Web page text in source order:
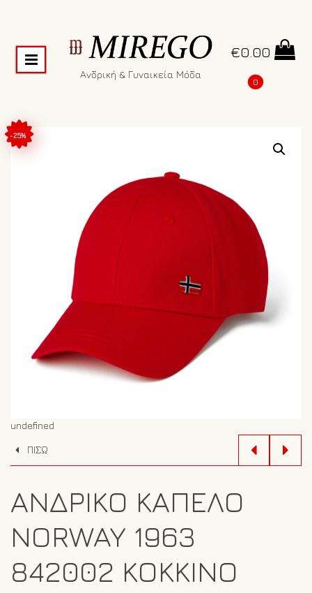
Ανδρική & Γυναικεία Μόδα
€0.00
0
-25%
undefined
ΠΙΣΩ
ΑΝΔΡΙΚΌ ΚΑΠΈΛΟ
NORWAY 1963
842002 ΚΌΚΚΙΝΟ